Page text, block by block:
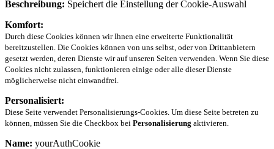
Beschreibung: Speichert die Einstellung der Cookie-Auswahl
Komfort:
Durch diese Cookies können wir Ihnen eine erweiterte Funktionalität
bereitzustellen. Die Cookies können von uns selbst, oder von Drittanbietern
gesetzt werden, deren Dienste wir auf unseren Seiten verwenden. Wenn Sie diese
Cookies nicht zulassen, funktionieren einige oder alle dieser Dienste
möglicherweise nicht einwandfrei.
Personalisiert:
Diese Seite verwendet Personalisierungs-Cookies. Um diese Seite betreten zu
können, müssen Sie die Checkbox bei Personalisierung aktivieren.
Name: yourAuthCookie